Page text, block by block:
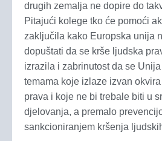
drugih zemalja ne dopire do
Pitajući kolege tko će pomoći
zaključila kako Europska unija
dopuštati da se krše ljudska
izrazila i zabrinutost da se
temama koje izlaze izvan
prava i koje ne bi trebale biti u
djelovanja, a premalo
sankcioniranjem kršenja